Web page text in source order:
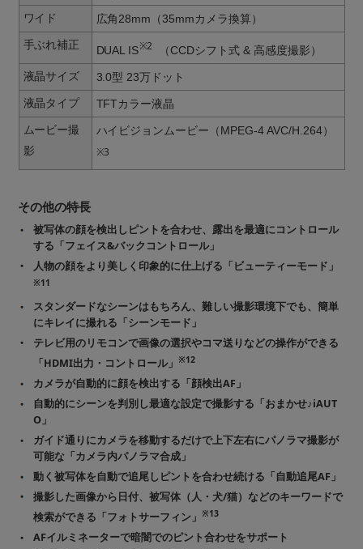
ワイド
広角28mm（35mmカメラ換算）
手ぶれ補正
DUAL IS※2 （CCDシフト式 & 高感度撮影）
液晶サイズ
3.0型 23万ドット
液晶タイプ
TFTカラー液晶
ムービー撮
影
ハイビジョンムービー（MPEG-4 AVC/H.264）
※3
その他の特長
被写体の顔を検出しピントを合わせ、露出を最適にコントロール
する「フェイス&バックコントロール」
人物の顔をより美しく印象的に仕上げる「ビューティーモード」
※11
スタンダードなシーンはもちろん、難しい撮影環境下でも、簡単
にキレイに撮れる「シーンモード」
テレビ用のリモコンで画像の選択やコマ送りなどの操作ができる
「HDMI出力・コントロール」※12
カメラが自動的に顔を検出する「顔検出AF」
自動的にシーンを判別し最適な設定で撮影する「おまかせ♪iAUT
O」
ガイド通りにカメラを移動するだけで上下左右にパノラマ撮影が
可能な「カメラ内パノラマ合成」
動く被写体を自動で追尾しピントを合わせ続ける「自動追尾AF」
撮影した画像から日付、被写体（人・犬/猫）などのキーワードで
検索ができる「フォトサーフィン」※13
AFイルミネーターで暗闇でのピント合わせをサポート